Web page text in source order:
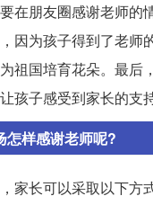
在朋友圈感谢老师的
因为孩子得到了老师
祖国培育花朵。最后
孩子感受到家长的支
怎样感谢老师呢?
家长可以采取以下方